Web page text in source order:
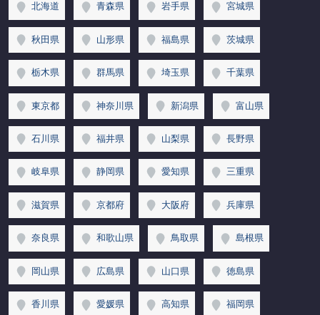
北海道 青森県 岩手県 宮城県
秋田県 山形県 福島県 茨城県
栃木県 群馬県 埼玉県 千葉県
東京都 神奈川県 新潟県 富山県
石川県 福井県 山梨県 長野県
岐阜県 静岡県 愛知県 三重県
滋賀県 京都府 大阪府 兵庫県
奈良県 和歌山県 鳥取県 島根県
岡山県 広島県 山口県 徳島県
香川県 愛媛県 高知県 福岡県